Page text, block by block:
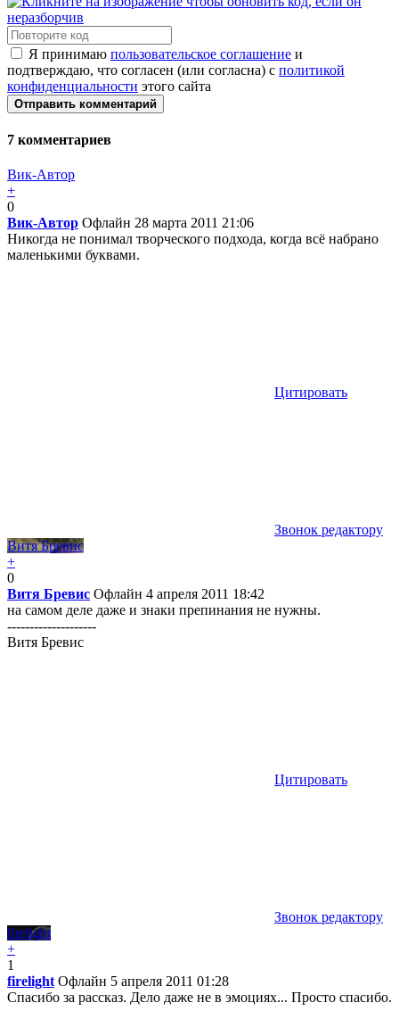
Я принимаю пользовательское соглашение и
подтверждаю, что согласен (или согласна) с политикой
конфиденциальности этого сайта
Отправить комментарий
7 комментариев
Вик-Автор
+
0
Вик-Автор Офлайн 28 марта 2011 21:06
Никогда не понимал творческого подхода, когда всё набрано
маленькими буквами.
Цитировать
Звонок редактору
Витя Бревис
+
0
Витя Бревис Офлайн 4 апреля 2011 18:42
на самом деле даже и знаки препинания не нужны.
--------------------
Витя Бревис
Цитировать
Звонок редактору
firelight
+
1
firelight Офлайн 5 апреля 2011 01:28
Спасибо за рассказ. Дело даже не в эмоциях... Просто спасибо.